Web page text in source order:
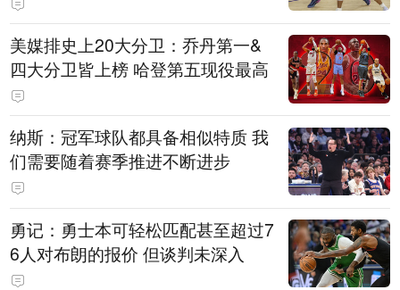
美媒排史上20大分卫：乔丹第一&
四大分卫皆上榜 哈登第五现役最高
纳斯：冠军球队都具备相似特质 我
们需要随着赛季推进不断进步
勇记：勇士本可轻松匹配甚至超过7
6人对布朗的报价 但谈判未深入